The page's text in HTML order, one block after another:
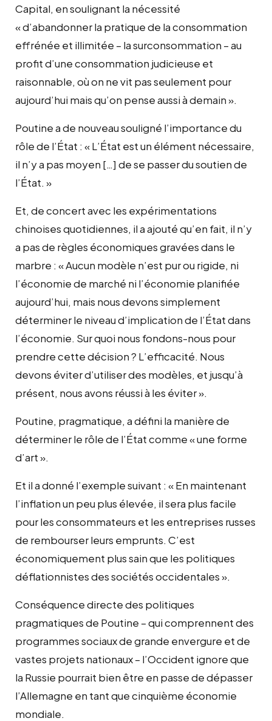
Capital, en soulignant la nécessité
« d’abandonner la pratique de la consommation
effrénée et illimitée – la surconsommation – au
profit d’une consommation judicieuse et
raisonnable, où on ne vit pas seulement pour
aujourd’hui mais qu’on pense aussi à demain ».
Poutine a de nouveau souligné l’importance du
rôle de l’État : « L’État est un élément nécessaire,
il n’y a pas moyen […] de se passer du soutien de
l’État. »
Et, de concert avec les expérimentations
chinoises quotidiennes, il a ajouté qu’en fait, il n’y
a pas de règles économiques gravées dans le
marbre : « Aucun modèle n’est pur ou rigide, ni
l’économie de marché ni l’économie planifiée
aujourd’hui, mais nous devons simplement
déterminer le niveau d’implication de l’État dans
l’économie. Sur quoi nous fondons-nous pour
prendre cette décision ? L’efficacité. Nous
devons éviter d’utiliser des modèles, et jusqu’à
présent, nous avons réussi à les éviter ».
Poutine, pragmatique, a défini la manière de
déterminer le rôle de l’État comme « une forme
d’art ».
Et il a donné l’exemple suivant : « En maintenant
l’inflation un peu plus élevée, il sera plus facile
pour les consommateurs et les entreprises russes
de rembourser leurs emprunts. C’est
économiquement plus sain que les politiques
déflationnistes des sociétés occidentales ».
Conséquence directe des politiques
pragmatiques de Poutine – qui comprennent des
programmes sociaux de grande envergure et de
vastes projets nationaux – l’Occident ignore que
la Russie pourrait bien être en passe de dépasser
l’Allemagne en tant que cinquième économie
mondiale.